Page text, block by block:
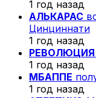
1 год назад
АЛЬКАРАС
Цинциннати
1 год назад
РЕВОЛЮЦИЯ
1 год назад
МБАППЕ
1 год назад